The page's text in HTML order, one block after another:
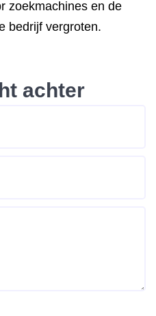
zoekmachines en de
bedrijf vergroten.
achter